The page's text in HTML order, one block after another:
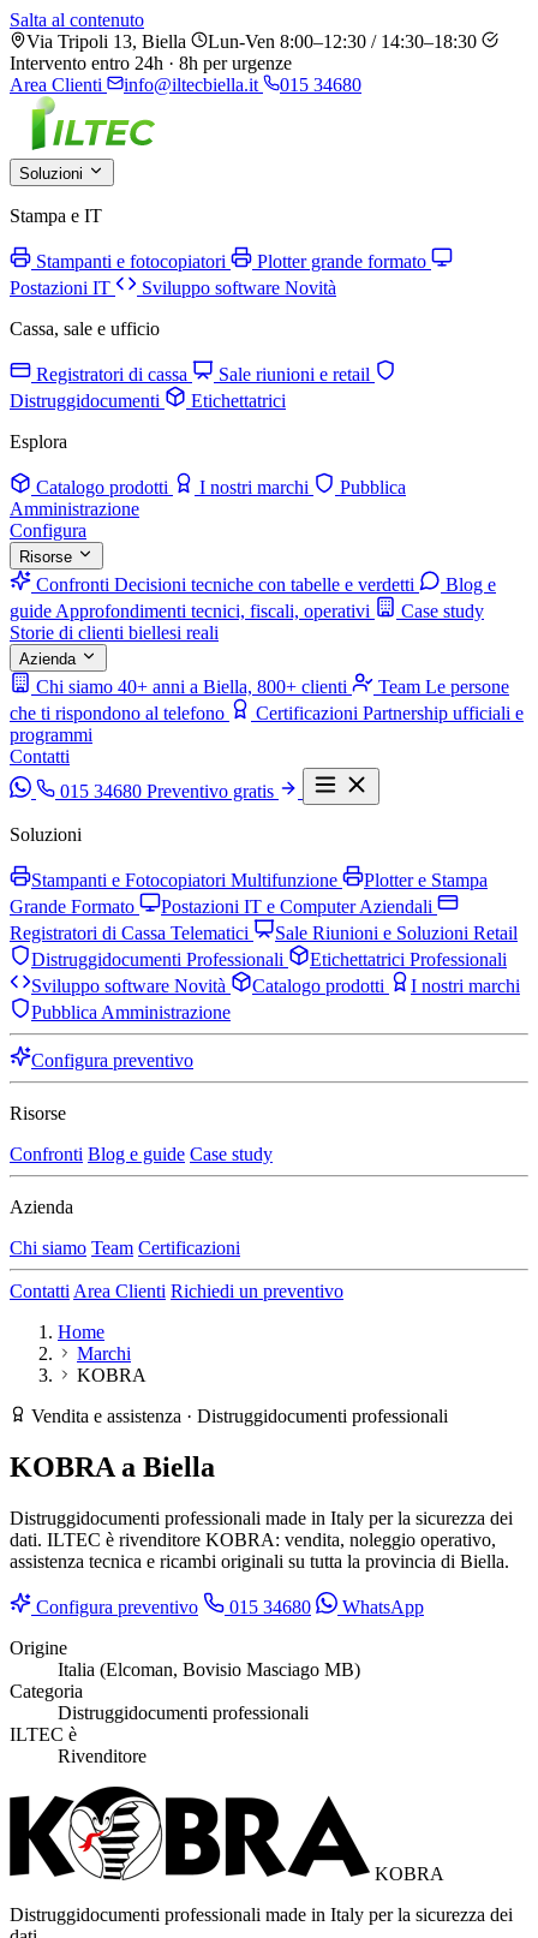
Salta al contenuto
Via Tripoli 13, Biella
Lun-Ven 8:00–12:30 / 14:30–18:30
Intervento entro 24h · 8h per urgenze
Area Clienti
info@iltecbiella.it 015 34680
Soluzioni
Stampa e IT
Stampanti e fotocopiatori
Plotter grande formato
Postazioni IT
Sviluppo software Novità
Cassa, sale e ufficio
Registratori di cassa
Sale riunioni e retail
Distruggidocumenti
Etichettatrici
Esplora
Catalogo prodotti I nostri marchi
Pubblica
Amministrazione
Configura
Risorse
Confronti Decisioni tecniche con tabelle e verdetti
Blog e
guide Approfondimenti tecnici, fiscali, operativi
Case study
Storie di clienti biellesi reali
Azienda
Chi siamo 40+ anni a Biella, 800+ clienti Team Le persone
che ti rispondono al telefono
Certificazioni Partnership ufficiali e
programmi
Contatti
015 34680 Preventivo gratis
Soluzioni
Stampanti e Fotocopiatori Multifunzione
Plotter e Stampa
Grande Formato
Postazioni IT e Computer Aziendali
Registratori di Cassa Telematici
Sale Riunioni e Soluzioni Retail
Distruggidocumenti Professionali
Etichettatrici Professionali
Sviluppo software Novità Catalogo prodotti
I nostri marchi
Pubblica Amministrazione
Configura preventivo
Risorse
Confronti Blog e guide Case study
Azienda
Chi siamo Team Certificazioni
Contatti Area Clienti Richiedi un preventivo
Home
Marchi
KOBRA
Vendita e assistenza · Distruggidocumenti professionali
KOBRA a Biella
Distruggidocumenti professionali made in Italy per la sicurezza dei
dati. ILTEC è rivenditore KOBRA: vendita, noleggio operativo,
assistenza tecnica e ricambi originali su tutta la provincia di Biella.
Configura preventivo 015 34680
WhatsApp
Origine
Italia (Elcoman, Bovisio Masciago MB)
Categoria
Distruggidocumenti professionali
ILTEC è
Rivenditore
KOBRA
Distruggidocumenti professionali made in Italy per la sicurezza dei